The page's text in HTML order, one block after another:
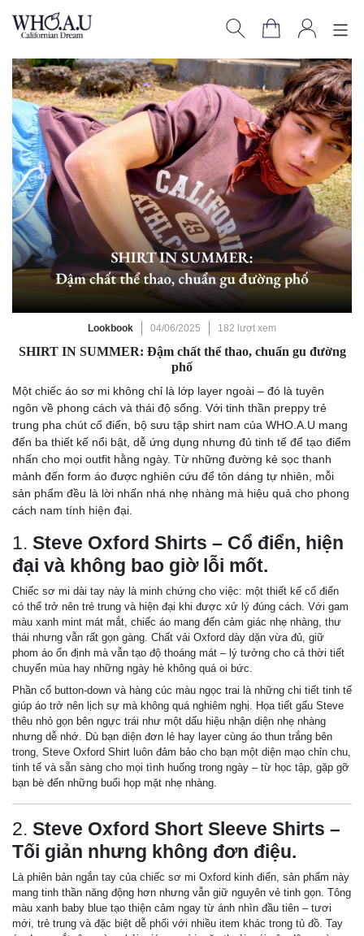
Lookbook 04/06/2025 182 lượt xem
SHIRT IN SUMMER: Đậm chất thể thao, chuẩn gu đường
phố
Một chiếc áo sơ mi không chỉ là lớp layer ngoài – đó là tuyên
ngôn về phong cách và thái độ sống. Với tinh thần preppy trẻ
trung pha chút cổ điển, bộ sưu tập shirt nam của WHO.A.U mang
đến ba thiết kế nổi bật, dễ ứng dụng nhưng đủ tinh tế để tạo điểm
nhấn cho mọi outfit hằng ngày. Từ những đường kẻ sọc thanh
mảnh đến form áo được nghiên cứu để tôn dáng tự nhiên, mỗi
sản phẩm đều là lời nhấn nhá nhẹ nhàng mà hiệu quả cho phong
cách nam tính hiện đại.
1. Steve Oxford Shirts – Cổ điển, hiện
đại và không bao giờ lỗi mốt.
Chiếc sơ mi dài tay này là minh chứng cho việc: một thiết kế cổ điển
có thể trở nên trẻ trung và hiện đại khi được xử lý đúng cách. Với gam
màu xanh mint mát mắt, chiếc áo mang đến cảm giác nhẹ nhàng, thư
thái nhưng vẫn rất gọn gàng. Chất vải Oxford dày dặn vừa đủ, giữ
phom áo ổn định mà vẫn tạo độ thoáng mát – lý tưởng cho cả thời tiết
chuyển mùa hay những ngày hè không quá oi bức.
Phần cổ button-down và hàng cúc màu ngọc trai là những chi tiết tinh tế
giúp áo trở nên lịch sự mà không quá nghiêm nghị. Họa tiết gấu Steve
thêu nhỏ gọn bên ngực trái như một dấu hiệu nhận diện nhẹ nhàng
nhưng dễ nhớ. Dù bạn diện đơn lẻ hay layer cùng áo thun trắng bên
trong, Steve Oxford Shirt luôn đảm bảo cho bạn một diện mạo chỉn chu,
tinh tế và sẵn sàng cho mọi tình huống trong ngày – từ học tập, gặp gỡ
bạn bè đến những buổi họp mặt nhẹ nhàng.
2. Steve Oxford Short Sleeve Shirts –
Tối giản nhưng không đơn điệu.
Là phiên bản ngắn tay của chiếc sơ mi Oxford kinh điển, sản phẩm này
mang tinh thần năng động hơn nhưng vẫn giữ nguyên vẻ tinh gọn. Tông
màu xanh baby blue tạo thiện cảm ngay từ ánh nhìn đầu tiên – tươi
mới, trẻ trung và đặc biệt dễ phối với nhiều item khác trong tủ đồ. Tay